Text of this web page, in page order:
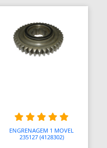
ENGRENAGEM 1 MOVEL
235127 (4128302)